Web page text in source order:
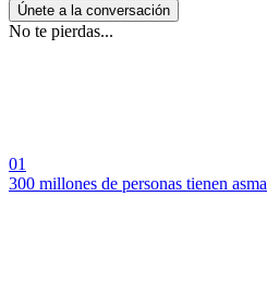
Únete a la conversación
No te pierdas...
01
300 millones de personas tienen asma